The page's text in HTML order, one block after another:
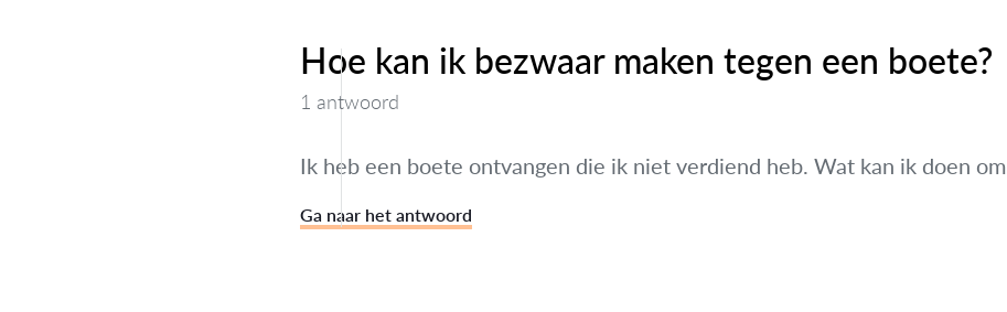
Hoe kan ik bezwaar maken tegen een boete?
1 antwoord
Ik heb een boete ontvangen die ik niet verdiend heb. Wat kan ik doen
Ga naar het antwoord